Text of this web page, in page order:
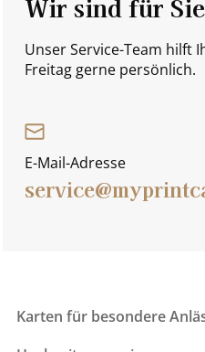
Unser Service-Team hilft
Freitag gerne persönlich.
E-Mail-Adresse
Karten für besondere